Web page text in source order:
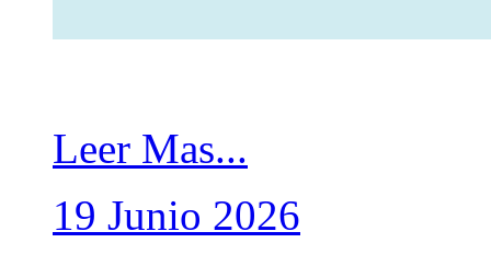
Leer Mas...
19 Junio 2026